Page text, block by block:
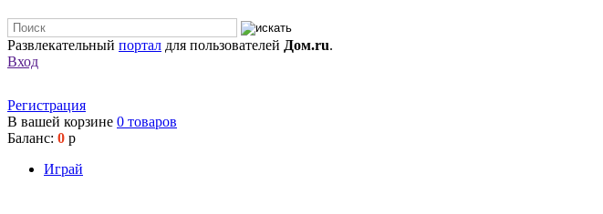
Развлекательный портал для пользователей Дом.ru.
Вход
Регистрация
В вашей корзине 0 товаров
Баланс: 0 р
Играй